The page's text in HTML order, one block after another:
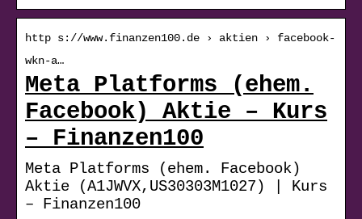
http s://www.finanzen100.de › aktien › facebook-
wkn-a…
Meta Platforms (ehem.
Facebook) Aktie – Kurs
– Finanzen100
Meta Platforms (ehem. Facebook)
Aktie (A1JWVX,US30303M1027) | Kurs
– Finanzen100